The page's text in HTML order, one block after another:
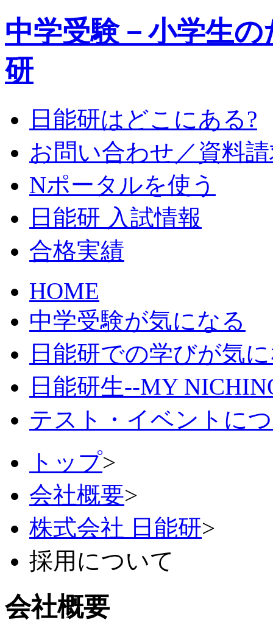
中学受験－小学生
研
日能研はどこにある?
お問い合わせ／資料
Nポータルを使う
日能研 入試情報
合格実績
HOME
中学受験が気になる
日能研での学びが気
日能研生--MY
テスト・イベントに
トップ>
会社概要>
株式会社 日能研>
採用について
会社概要